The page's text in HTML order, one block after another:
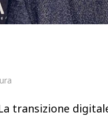
transizione